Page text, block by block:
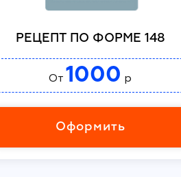
РЕЦЕПТ ПО ФОРМЕ 148
От 1000 р
Оформить